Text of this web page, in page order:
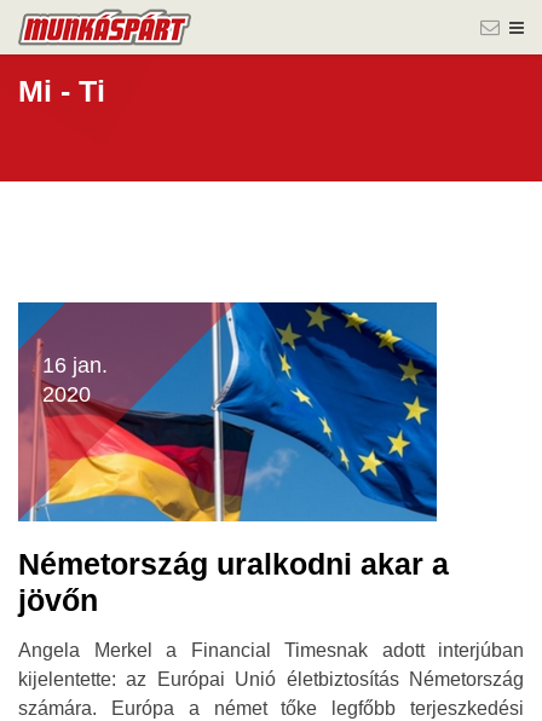
Mi - Ti
16 jan.
2020
Németország uralkodni akar a
jövőn
Angela Merkel a Financial Timesnak adott interjúban
kijelentette: az Európai Unió életbiztosítás Németország
számára. Európa a német tőke legfőbb terjeszkedési